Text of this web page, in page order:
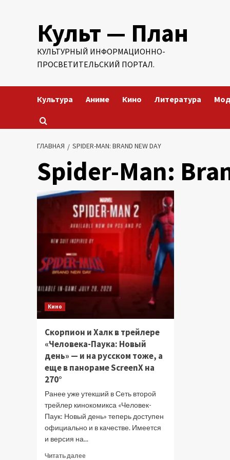
содержимомуКульт — План
КУЛЬТУРНЫЙ ИНФОРМАЦИОННО-
ПРОСВЕТИТЕЛЬСКИЙ ПОРТАЛ.
Культура Аниме Кино Литература
ГЛАВНАЯ SPIDER-MAN: BRAND NEW DAY
Spider-Man:
Кино
Скорпион и Халк в трейлере
«Человека-Паука: Новый
день» — и на русском тоже, а
еще в панораме ScreenX на
270°
Ранее уже утекший в Сеть второй
трейлер кинокомикса «Человек-
Паук: Новый день» теперь доступен
официально и в качестве. Имеется
и версия на...
Читать далееПрочитать